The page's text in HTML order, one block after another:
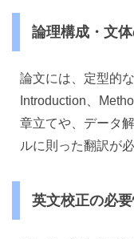
論理構成・文
論文には、定型的
Introduction、
章立てや、データ
ルに則った翻訳が必
英文校正の必